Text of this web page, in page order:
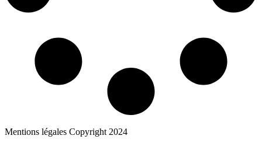
Mentions légales Copyright 2024